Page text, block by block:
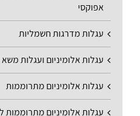
אפוקסי
עגלות מדרגות חשמליות
עגלות אלומיניום ועגלות משא
עגלות אלומיניום מתרוממות
עגלות אלומיניום מתרוממות